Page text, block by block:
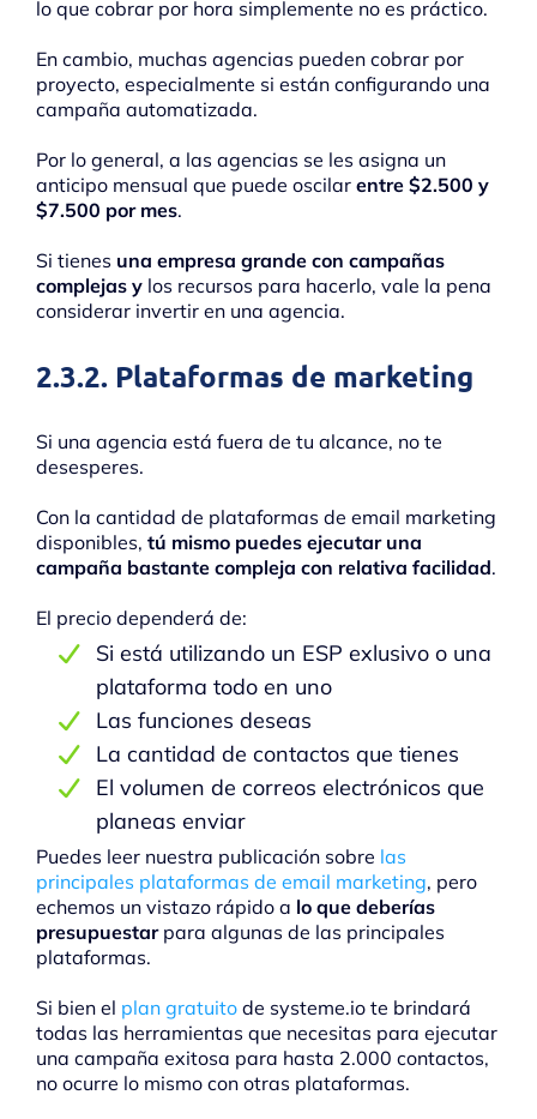
lo que cobrar por hora simplemente no es práctico.
En cambio, muchas agencias pueden cobrar por
proyecto, especialmente si están configurando una
campaña automatizada.
Por lo general, a las agencias se les asigna un
anticipo mensual que puede oscilar entre $2.500 y
$7.500 por mes.
Si tienes una empresa grande con campañas
complejas y los recursos para hacerlo, vale la pena
considerar invertir en una agencia.
2.3.2. Plataformas de marketing
Si una agencia está fuera de tu alcance, no te
desesperes.
Con la cantidad de plataformas de email marketing
disponibles, tú mismo puedes ejecutar una
campaña bastante compleja con relativa facilidad.
El precio dependerá de:
Si está utilizando un ESP exlusivo o una
plataforma todo en uno
Las funciones deseas
La cantidad de contactos que tienes
El volumen de correos electrónicos que
planeas enviar
Puedes leer nuestra publicación sobre las
principales plataformas de email marketing, pero
echemos un vistazo rápido a lo que deberías
presupuestarpara algunas de las principales
plataformas.
Si bien el plan gratuito de systeme.io te brindará
todas las herramientas que necesitas para ejecutar
una campaña exitosa para hasta 2.000 contactos,
no ocurre lo mismo con otras plataformas.